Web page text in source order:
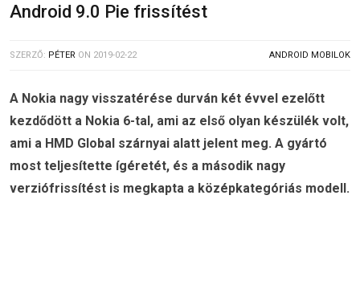
Android 9.0 Pie frissítést
SZERZŐ: PÉTER ON 2019-02-22 ANDROID MOBILOK
A Nokia nagy visszatérése durván két évvel ezelőtt
kezdődött a Nokia 6-tal, ami az első olyan készülék volt,
ami a HMD Global szárnyai alatt jelent meg. A gyártó
most teljesítette ígéretét, és a második nagy
verziófrissítést is megkapta a középkategóriás modell.